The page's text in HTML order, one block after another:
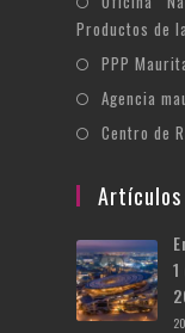
Productos de
PPP
Agencia
Centro de